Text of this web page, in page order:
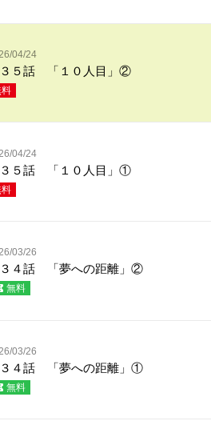
04/24
５話 「１０人目」②
04/24
５話 「１０人目」①
03/26
４話 「夢への距離」②
無料
03/26
４話 「夢への距離」①
無料